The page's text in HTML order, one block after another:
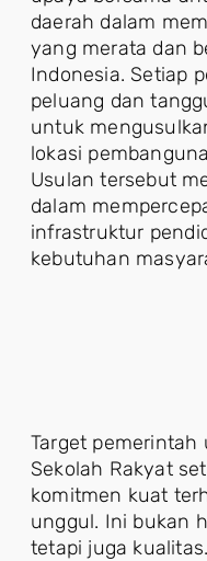
daerah dalam
yang merata dan
Indonesia. Setiap
peluang dan
untuk
lokasi
Usulan tersebut
dalam
infrastruktur
kebutuhan
Target
Sekolah Rakyat
komitmen kuat
unggul. Ini bukan
tetapi juga